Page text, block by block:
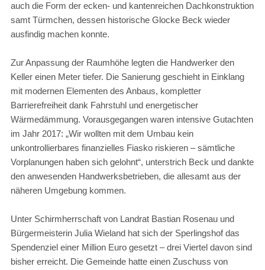
auch die Form der ecken- und kantenreichen Dachkonstruktion
samt Türmchen, dessen historische Glocke Beck wieder
ausfindig machen konnte.
Zur Anpassung der Raumhöhe legten die Handwerker den
Keller einen Meter tiefer. Die Sanierung geschieht in Einklang
mit modernen Elementen des Anbaus, kompletter
Barrierefreiheit dank Fahrstuhl und energetischer
Wärmedämmung. Vorausgegangen waren intensive Gutachten
im Jahr 2017: „Wir wollten mit dem Umbau kein
unkontrollierbares finanzielles Fiasko riskieren – sämtliche
Vorplanungen haben sich gelohnt“, unterstrich Beck und dankte
den anwesenden Handwerksbetrieben, die allesamt aus der
näheren Umgebung kommen.
Unter Schirmherrschaft von Landrat Bastian Rosenau und
Bürgermeisterin Julia Wieland hat sich der Sperlingshof das
Spendenziel einer Million Euro gesetzt – drei Viertel davon sind
bisher erreicht. Die Gemeinde hatte einen Zuschuss von